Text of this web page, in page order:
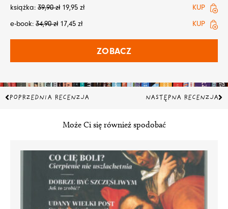
książka: 39,90zł 19,95 zł
KUP
e-book: 34,90zł 17,45 zł KUP
ZOBACZ
Prev
POPRZEDNIA RECENZJA NASTĘPNA RECENZJA
Może Ci się również spodobać